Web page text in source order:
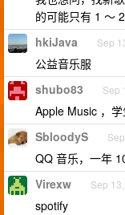
的可能只有 1 ～ 2
hkiJava Sep
公益音乐服
shubo83 Sep
Apple Music ，
SbloodyS
QQ 音乐，一年
Virexw Sep
spotify